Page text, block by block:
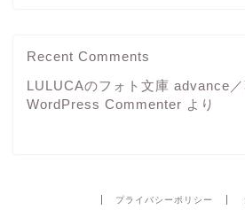
Recent Comments
LULUCAのフォト文庫 advance
WordPress Commenter より
プライバシーポリシー